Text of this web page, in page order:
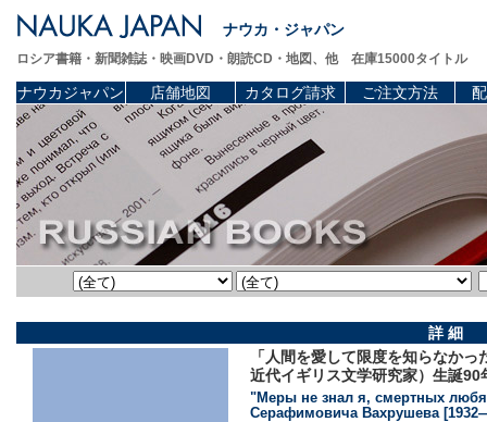
ナウカ・ジャパン
ロシア書籍・新聞雑誌・映画DVD・朗読CD・地図、他 在庫15000タイトル
ナウカジャパン 店舗地図 カタログ請求 ご注文方法
詳 細
「人間を愛して限度を知らなか
近代イギリス文学研究家）生誕90
"Меры не знал я, смертных
Серафимовича Вахрушева